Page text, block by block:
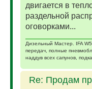
двигается в
раздельной
оговорками...
Дизельный Мастер. IFA
передач, полные
наддув всех сапунов,
Re: Продам